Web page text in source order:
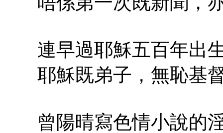
連早過耶穌五百年出
耶穌既弟子，無恥基
曾陽晴寫色情小說的